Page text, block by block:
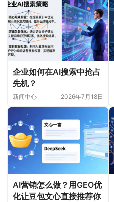
企业如何在AI搜索中抢占
先机？
新闻中心 2026年7月18日
AI营销怎么做？用GEO优
化让豆包文心直接推荐你